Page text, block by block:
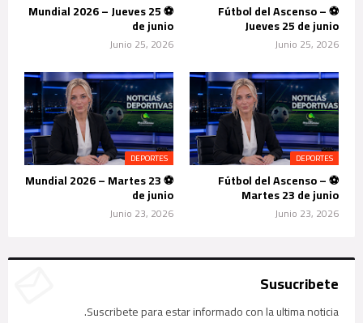
⚽ Fútbol del Ascenso –
Jueves 25 de junio
Junio 25, 2026
⚽ Mundial 2026 – Jueves 25
de junio
Junio 25, 2026
DEPORTES
⚽ Fútbol del Ascenso –
Martes 23 de junio
Junio 23, 2026
DEPORTES
⚽ Mundial 2026 – Martes 23
de junio
Junio 23, 2026
Susucribete
Suscribete para estar informado con la ultima noticia.